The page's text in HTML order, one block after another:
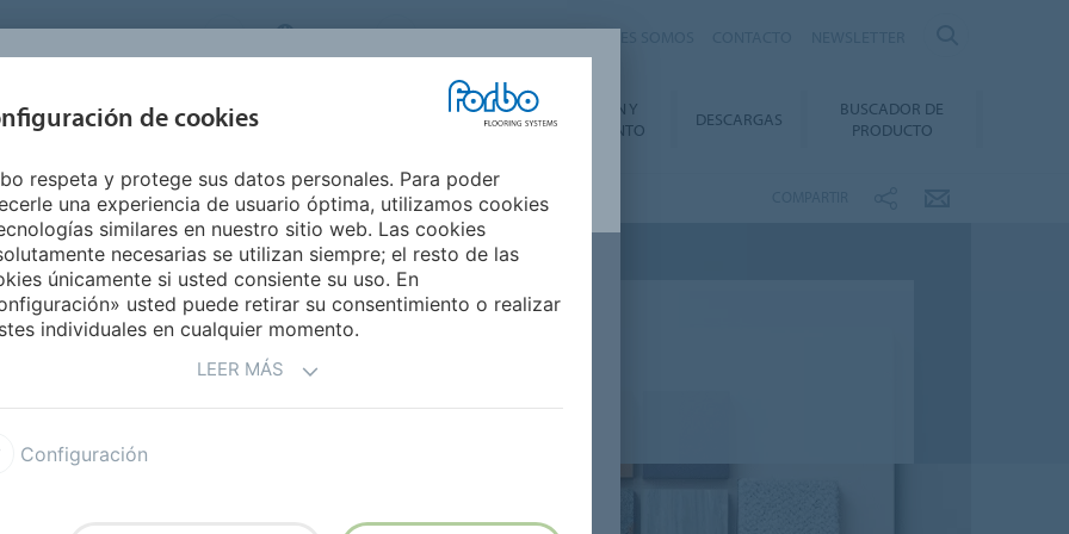
FLOORING SYSTEMS SPAIN
SEGMENTOS
INSPIRACIÓN Y
REFERENCIAS
SOSTENIBILIDAD
INSTALACIÓN Y
MANTENIMIENTO
DESCARGAS
BUSCADOR DE
PRODUCTO
la colección Linear
Linear
Flooring Systems
de cookies
respeta y protege sus datos personales. Para poder
una experiencia de usuario óptima, utilizamos cookies
similares en nuestro sitio web. Las cookies
necesarias se utilizan siempre; el resto de las
únicamente si usted consiente su uso. En
usted puede retirar su consentimiento o realizar
individuales en cualquier momento.
LEER MÁS
Configuración